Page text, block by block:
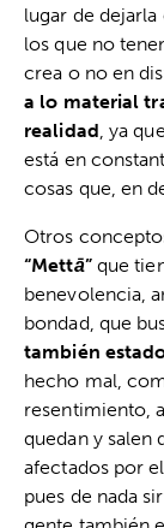
lugar de
los que no
crea o no en
a lo material
realidad, ya
está en
cosas que, en
Otros
“Mettā”que
benevolencia,
bondad, que
también
hecho mal,
resentimiento,
quedan y salen
afectados por
pues de nada